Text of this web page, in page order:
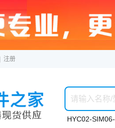
注册
HYC02-